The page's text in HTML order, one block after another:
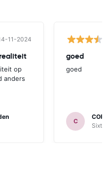
11-2024
op
anders
goed
goed
C
Sixt